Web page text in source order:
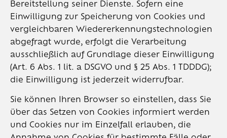
Bereitstellung seiner Dienste. Sofern eine
Einwilligung zur Speicherung von Cookies und
vergleichbaren Wiedererkennungstechnologien
abgefragt wurde, erfolgt die Verarbeitung
ausschließlich auf Grundlage dieser Einwilligung
(Art. 6 Abs. 1 lit. a DSGVO und § 25 Abs. 1 TDDDG);
die Einwilligung ist jederzeit widerrufbar.
Sie können Ihren Browser so einstellen, dass Sie
über das Setzen von Cookies informiert werden
und Cookies nur im Einzelfall erlauben, die